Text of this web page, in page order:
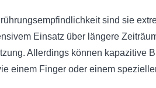
sind sie
Einsatz über längere
Allerdings können kapazitive
einem Finger oder einem